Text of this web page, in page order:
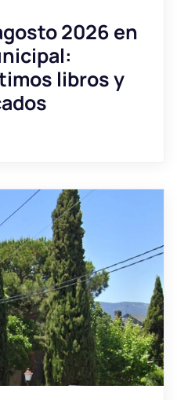
2026 en
libros y